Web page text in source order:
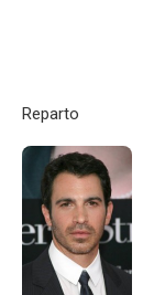
Reparto